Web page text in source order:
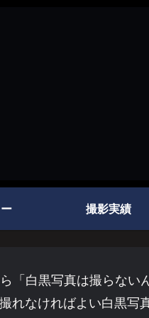
撮影実績
「白黒写真は撮らない
れなければよい白黒